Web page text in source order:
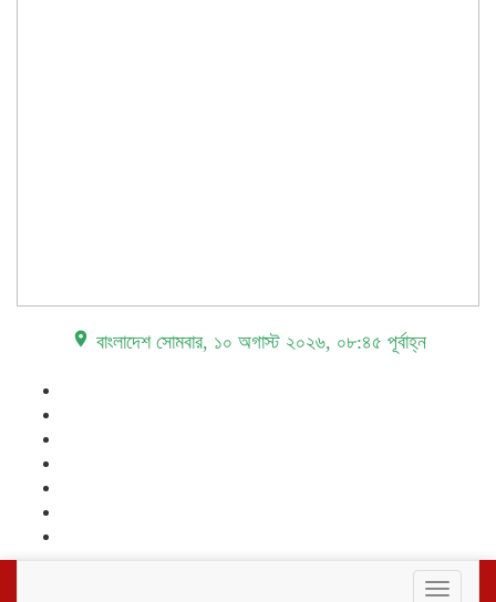
place বাংলাদেশ সোমবার, ১০ অগাস্ট ২০২৬, ০৮:৪৫ পূর্বাহ্ন
Toggle